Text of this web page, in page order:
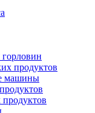
продуктов
машины